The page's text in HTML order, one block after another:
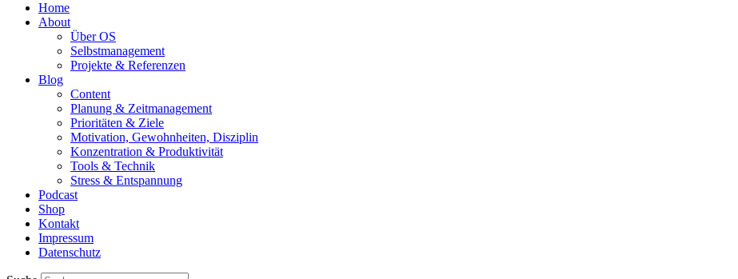
Home
About
Über OS
Selbstmanagement
Projekte & Referenzen
Blog
Content
Planung & Zeitmanagement
Prioritäten & Ziele
Motivation, Gewohnheiten, Disziplin
Konzentration & Produktivität
Tools & Technik
Stress & Entspannung
Podcast
Shop
Kontakt
Impressum
Datenschutz